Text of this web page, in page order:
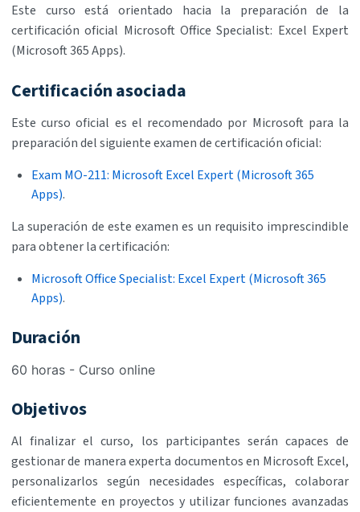
Este curso está orientado hacia la preparación de la
certificación oficial Microsoft Office Specialist: Excel Expert
(Microsoft 365 Apps).
Certificación asociada
Este curso oficial es el recomendado por Microsoft para la
preparación del siguiente examen de certificación oficial:
Exam MO-211: Microsoft Excel Expert (Microsoft 365
Apps).
La superación de este examen es un requisito imprescindible
para obtener la certificación:
Microsoft Office Specialist: Excel Expert (Microsoft 365
Apps).
Duración
60 horas - Curso online
Objetivos
Al finalizar el curso, los participantes serán capaces de
gestionar de manera experta documentos en Microsoft Excel,
personalizarlos según necesidades específicas, colaborar
eficientemente en proyectos y utilizar funciones avanzadas